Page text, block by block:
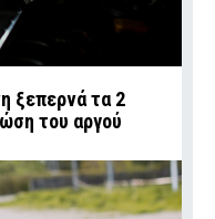
ξεπερνά τα 2
του αργού